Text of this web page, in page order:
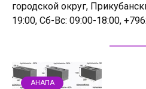
городской округ,
19:00, Сб-Вс: 09:00-18:00,
АНАПА